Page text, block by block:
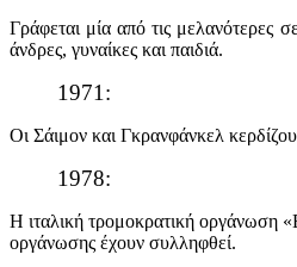
Γράφεται μία από τις μελανότερες
άνδρες, γυναίκες και παιδιά.
1971:
Οι Σάιμον και Γκρανφάνκελ
1978:
Η ιταλική τρομοκρατική οργάνωση
οργάνωσης έχουν συλληφθεί.